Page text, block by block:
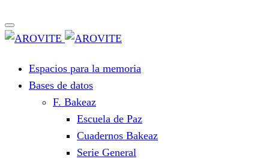
Espacios para la memoria
Bases de datos
F. Bakeaz
Escuela de Paz
Cuadernos Bakeaz
Serie General